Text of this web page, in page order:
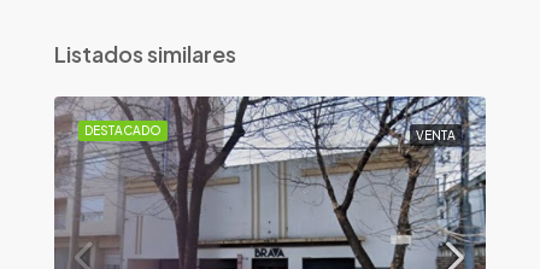
Listados similares
DESTACADO VENTA